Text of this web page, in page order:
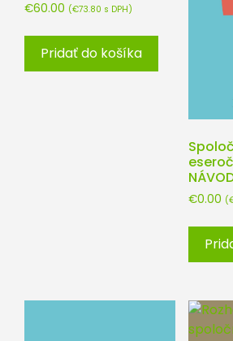
€60.00 (€73.80 s DPH)
Pridať do košíka
€0.00 (